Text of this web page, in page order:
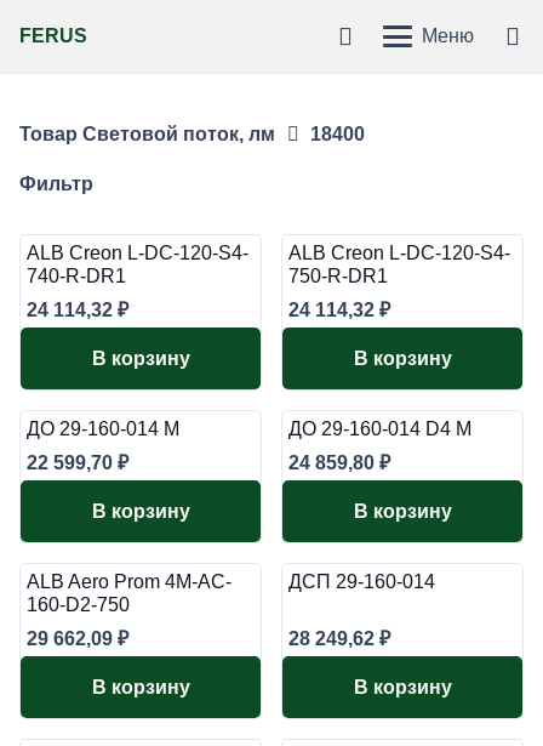
FERUS Меню
Товар Световой поток, лм 18400
Фильтр
ALB Creon L-DC-120-S4-
740-R-DR1
24 114,32 ₽
В корзину
ALB Creon L-DC-120-S4-
750-R-DR1
24 114,32 ₽
В корзину
ДО 29-160-014 М
22 599,70 ₽
В корзину
ДО 29-160-014 D4 М
24 859,80 ₽
В корзину
ALB Aero Prom 4M-AC-
160-D2-750
29 662,09 ₽
В корзину
ДСП 29-160-014
28 249,62 ₽
В корзину